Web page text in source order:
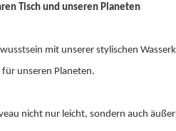
Tisch und unseren Planeten
mit unserer stylischen
unseren Planeten.
nicht nur leicht, sondern auch